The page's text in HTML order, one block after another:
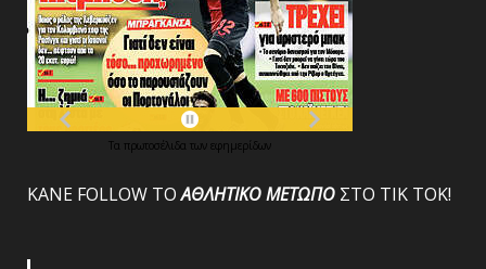
Τα πρωτοσέλιδα των εφημερίδων
ΚΑΝΕ FOLLOW ΤΟΑΘΛΗΤΙΚΟΜΕΤΩΠΟ ΣΤΟ ΤΙΚ ΤΟΚ!